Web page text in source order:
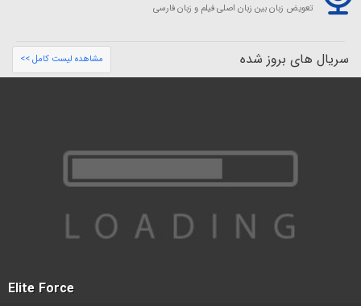
تعویض زبان بین زبان اصلی فیلم و زبان فارسی
سریال های بروز شده مشاهده لیست کامل >>
Elite Force